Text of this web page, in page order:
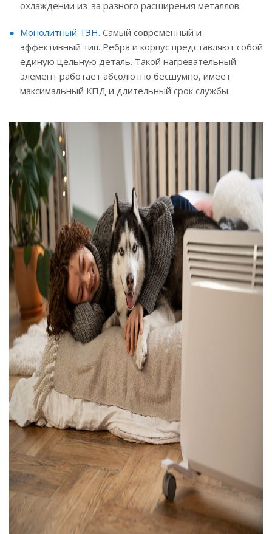
охлаждении из-за разного расширения металлов.
Монолитный ТЭН. Самый современный и
эффективный тип. Ребра и корпус представляют собой
единую цельную деталь. Такой нагревательный
элемент работает абсолютно бесшумно, имеет
максимальный КПД и длительный срок службы.